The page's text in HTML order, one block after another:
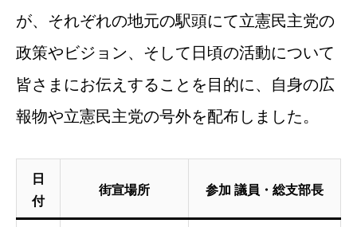
が、それぞれの地元の駅頭にて立憲民主党の
政策やビジョン、そして日頃の活動について
皆さまにお伝えすることを目的に、自身の広
報物や立憲民主党の号外を配布しました。
日
付
街宣場所 参加 議員・総支部長